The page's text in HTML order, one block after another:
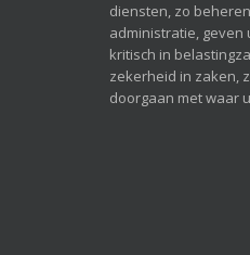
diensten, zo
administratie, geven
kritisch in
zekerheid in zaken,
doorgaan met waar